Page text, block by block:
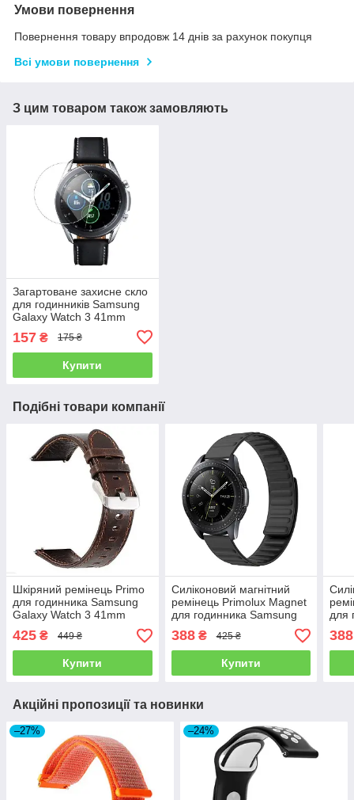
Умови повернення
Повернення товару впродовж 14 днів за рахунок покупця
Всі умови повернення
З цим товаром також замовляють
Загартоване захисне скло
для годинників Samsung
Galaxy Watch 3 41mm
157 ₴ 175 ₴
Купити
Подібні товари компанії
Шкіряний ремінець Primo
для годинника Samsung
Galaxy Watch 3 41mm
(SM-R850) - Dark Brown
425 ₴ 449 ₴
Купити
Силіконовий магнітний
ремінець Primolux Magnet
для годинника Samsung
Galaxy Watch 42 mm SM-
R810 - Black
388₴ 425 ₴
Купити
для
388
Акційні пропозиції та новинки
–27% –24%